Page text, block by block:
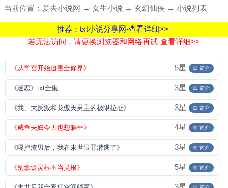
当前位置： 爱去小说网 → 女生小说 → 玄幻仙侠 → 小说列表
推荐：txt小说分享网-查看详细>>
若无法访问，请更换浏览器和网络再试-查看详细>>
《从学宫开始迫害全修界》 5星 📖 简介
《迷恋》txt全集 3星 📖 简介
《我、大反派和龙傲天男主的极限拉扯》 3星 📖 简介
《咸鱼夫妇今天也想躺平》 4星 📖 简介
《嘎掉渣男后，我在末世畏罪潜逃了》 3星 📖 简介
《别拿饭灵根不当灵根》 5星 📖 简介